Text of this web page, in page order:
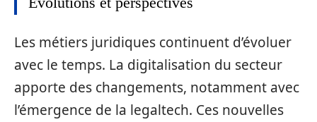
Les métiers juridiques continuent d’évoluer
avec le temps. La digitalisation du secteur
apporte des changements, notamment avec
l’émergence de la legaltech. Ces nouvelles